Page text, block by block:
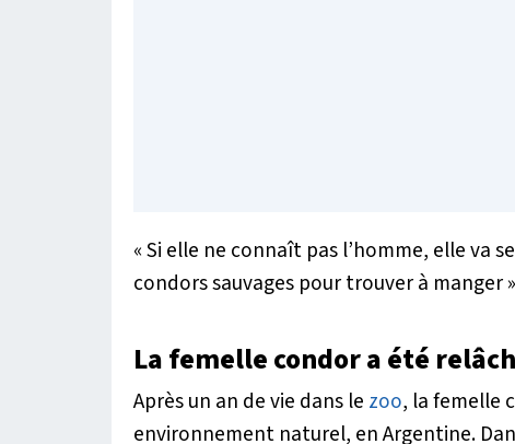
« Si elle ne connaît pas l’homme, elle va
condors sauvages pour trouver à manger »
La femelle condor a été
Après un an de vie dans le zoo, la femelle
environnement naturel, en Argentine.